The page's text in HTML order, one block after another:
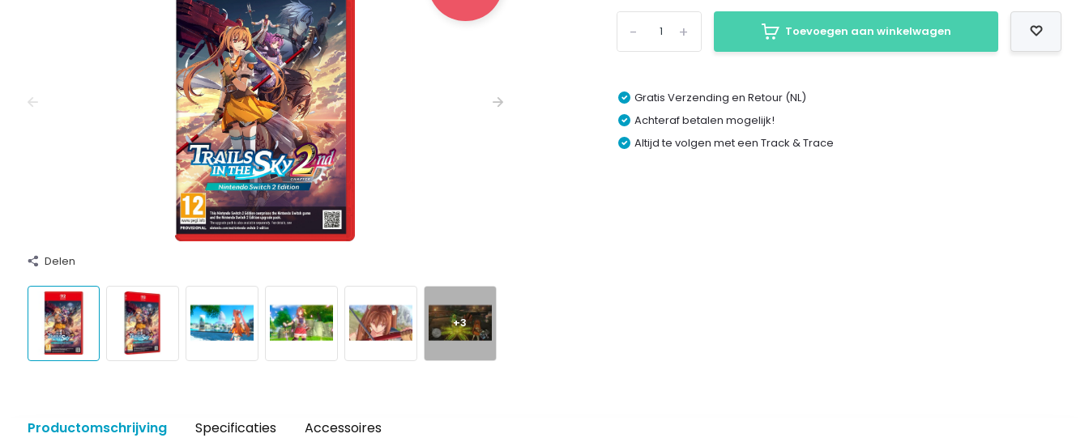
Delen
+3
+
- Toevoegen aan winkelwagen
Gratis Verzending en Retour (NL)
Achteraf betalen mogelijk!
Altijd te volgen met een Track & Trace
Productomschrijving Specificaties Accessoires